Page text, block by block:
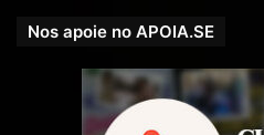
Nos apoie no APOIA.SE